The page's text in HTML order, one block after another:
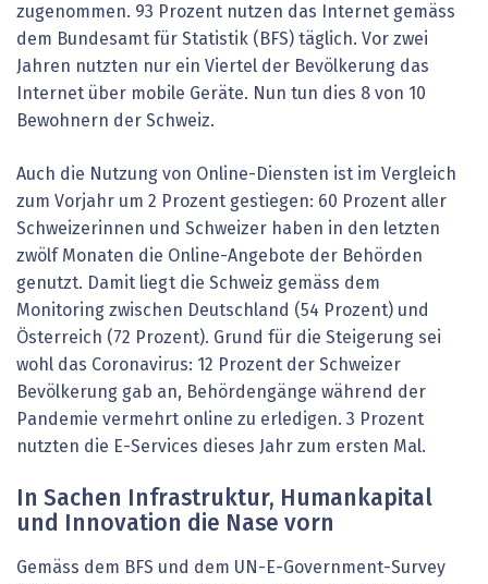
zugenommen. 93 Prozent nutzen das Internet gemäss
dem Bundesamt für Statistik (BFS) täglich. Vor zwei
Jahren nutzten nur ein Viertel der Bevölkerung das
Internet über mobile Geräte. Nun tun dies 8 von 10
Bewohnern der Schweiz.
Auch die Nutzung von Online-Diensten ist im Vergleich
zum Vorjahr um 2 Prozent gestiegen: 60 Prozent aller
Schweizerinnen und Schweizer haben in den letzten
zwölf Monaten die Online-Angebote der Behörden
genutzt. Damit liegt die Schweiz gemäss dem
Monitoring zwischen Deutschland (54 Prozent) und
Österreich (72 Prozent). Grund für die Steigerung sei
wohl das Coronavirus: 12 Prozent der Schweizer
Bevölkerung gab an, Behördengänge während der
Pandemie vermehrt online zu erledigen. 3 Prozent
nutzten die E-Services dieses Jahr zum ersten Mal.
In Sachen Infrastruktur, Humankapital
und Innovation die Nase vorn
Gemäss dem BFS und dem UN-E-Government-Survey